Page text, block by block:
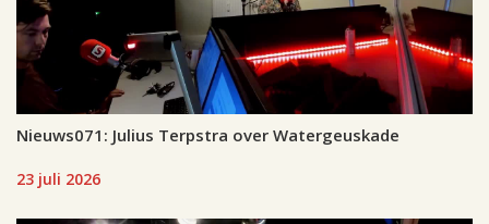
Nieuws071: Julius Terpstra over Watergeuskade
23 juli 2026